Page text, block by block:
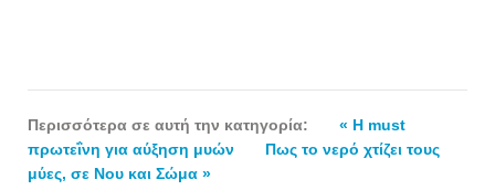
Περισσότερα σε αυτή την κατηγορία:
« Η must
πρωτεΐνη για αύξηση μυών
Πως το νερό χτίζει τους
μύες, σε Νου και Σώμα »